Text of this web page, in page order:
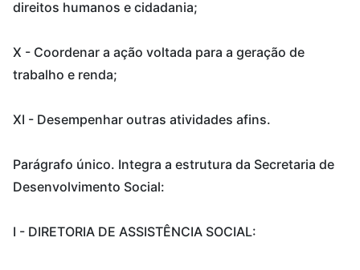
direitos humanos e cidadania;
X - Coordenar a ação voltada para a geração de
trabalho e renda;
XI - Desempenhar outras atividades afins.
Parágrafo único. Integra a estrutura da Secretaria de
Desenvolvimento Social:
I - DIRETORIA DE ASSISTÊNCIA SOCIAL: